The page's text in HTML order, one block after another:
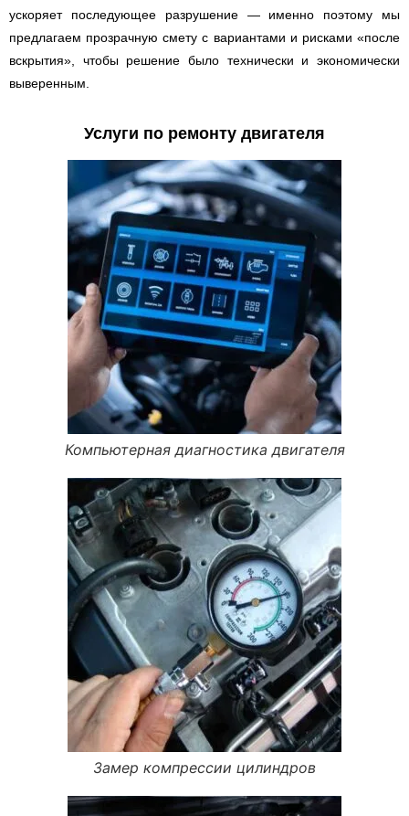
ускоряет последующее разрушение — именно поэтому мы
предлагаем прозрачную смету с вариантами и рисками «после
вскрытия», чтобы решение было технически и экономически
выверенным.
Услуги по ремонту двигателя
Компьютерная диагностика двигателя
Замер компрессии цилиндров